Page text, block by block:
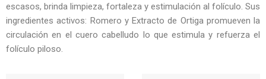
escasos, brinda limpieza, fortaleza y estimulación al folículo. Sus
ingredientes activos: Romero y Extracto de Ortiga promueven la
circulación en el cuero cabelludo lo que estimula y refuerza el
folículo piloso.